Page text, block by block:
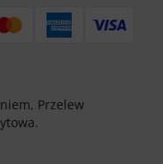
Przelew